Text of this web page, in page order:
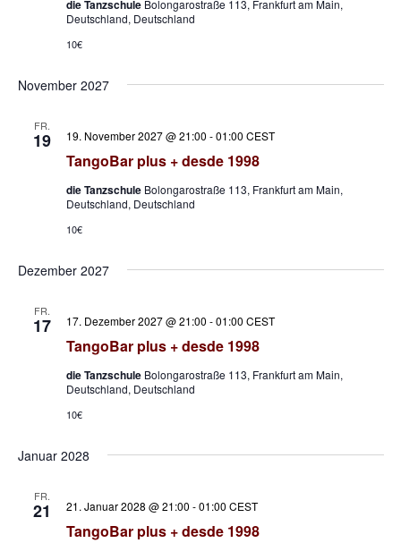
die Tanzschule Bolongarostraße 113, Frankfurt am Main,
Deutschland, Deutschland
10€
November 2027
FR.
19
TangoBar plus + desde 1998
19. November 2027 @ 21:00 -01:00 CEST
die Tanzschule Bolongarostraße 113, Frankfurt am Main,
Deutschland, Deutschland
10€
Dezember 2027
FR.
17
TangoBar plus + desde 1998
17. Dezember 2027 @ 21:00 -01:00 CEST
die Tanzschule Bolongarostraße 113, Frankfurt am Main,
Deutschland, Deutschland
10€
Januar 2028
FR.
21
TangoBar plus + desde 1998
21. Januar 2028 @ 21:00 -01:00 CEST